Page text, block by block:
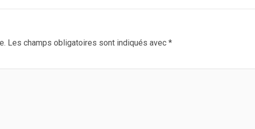
Les champs obligatoires sont indiqués avec *